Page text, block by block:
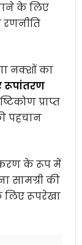
के लिए
नक्शों का
प्राप्त
पहचान
के रूप में
सामग्री की
लिए रूपरेखा